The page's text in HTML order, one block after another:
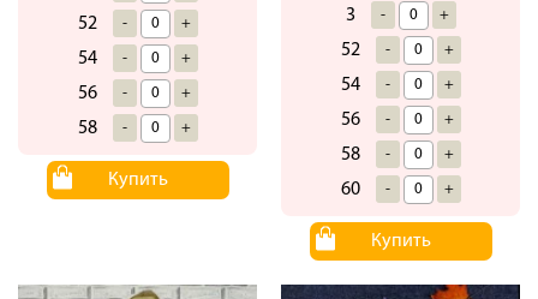
52 - +
54 - +
56 - +
58 - +
Купить
3 - +
52 - +
54 - +
56 - +
58 - +
60 - +
Купить